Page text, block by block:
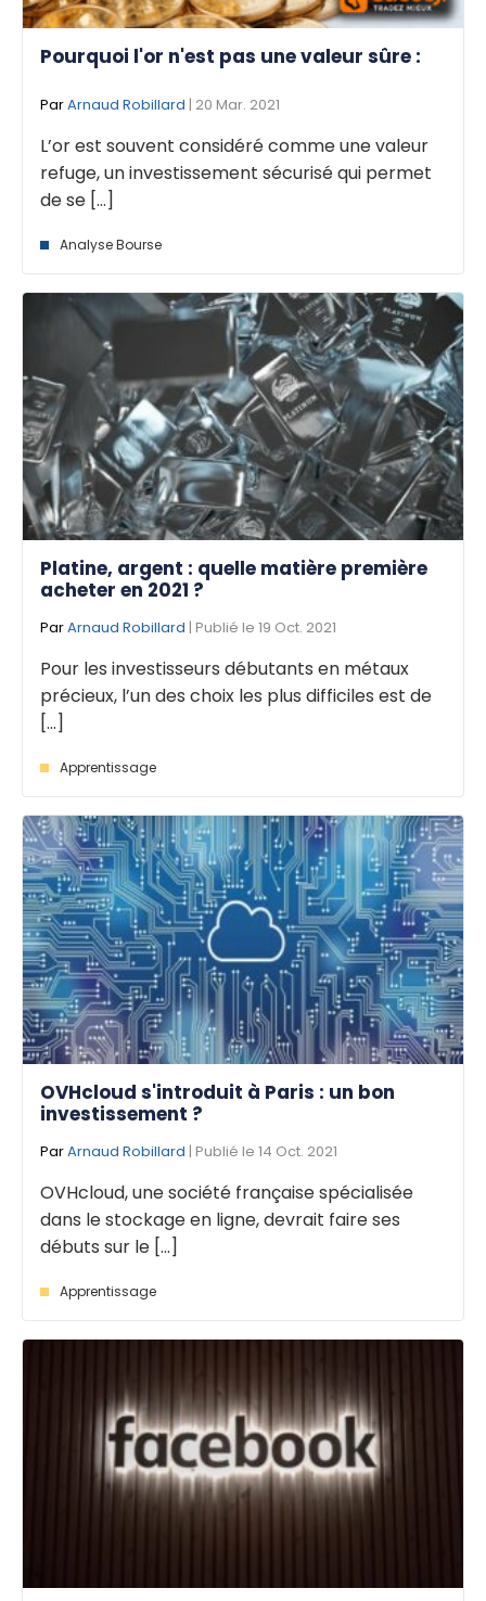
Pourquoi l'or n'est pas une valeur sûre :
ParArnaud Robillard | 20 Mar. 2021
L’or est souvent considéré comme une valeur
refuge, un investissement sécurisé qui permet
de se [...]
Analyse Bourse
Platine, argent : quelle matière première
acheter en 2021 ?
ParArnaud Robillard | Publié le 19 Oct. 2021
Pour les investisseurs débutants en métaux
précieux, l’un des choix les plus difficiles est de
[...]
Apprentissage
OVHcloud s'introduit à Paris : un bon
investissement ?
ParArnaud Robillard | Publié le 14 Oct. 2021
OVHcloud, une société française spécialisée
dans le stockage en ligne, devrait faire ses
débuts sur le [...]
Apprentissage